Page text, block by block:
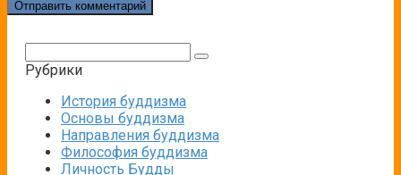
Рубрики
История буддизма
Основы буддизма
Направления буддизма
Философия буддизма
Личность Будды